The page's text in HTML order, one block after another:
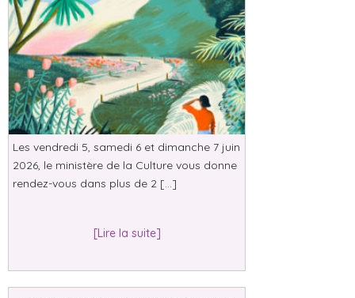
Les vendredi 5, samedi 6 et dimanche 7 juin
2026, le ministère de la Culture vous donne
rendez-vous dans plus de 2 […]
[Lire la suite]